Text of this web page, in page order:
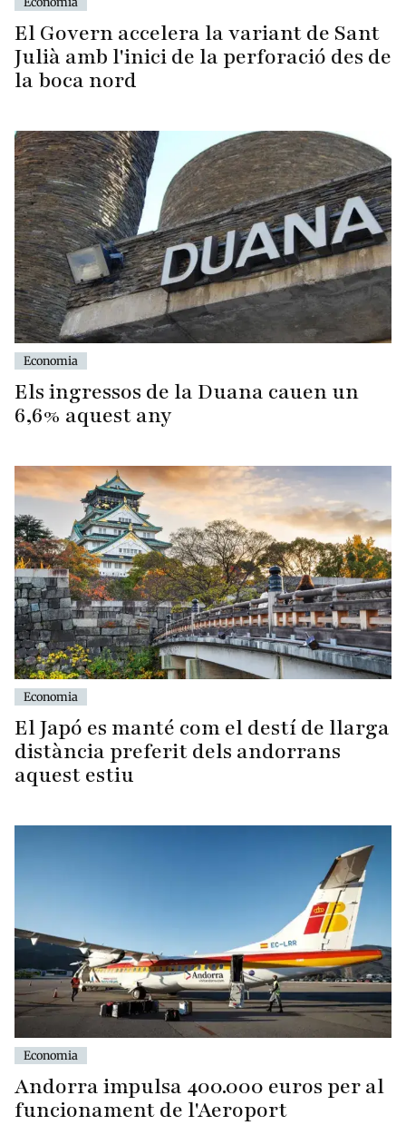
El Govern accelera la variant de Sant
Julià amb l'inici de la perforació des de
la boca nord
Economia
Els ingressos de la Duana cauen un
6,6% aquest any
Economia
El Japó es manté com el destí de llarga
distància preferit dels andorrans
aquest estiu
Economia
Andorra impulsa 400.000 euros per al
funcionament de l'Aeroport